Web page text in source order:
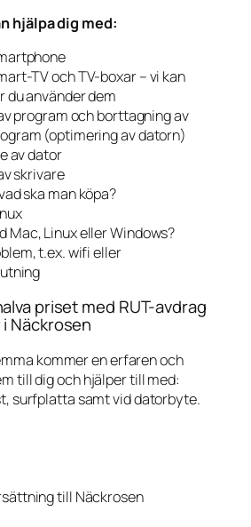
hjälpa dig med:
TV och TV-boxar – vi kan
du använder dem
program och borttagning av
(optimering av datorn)
av dator
skrivare
ska man köpa?
Mac, Linux eller Windows?
t.ex. wifi eller
priset med RUT-avdrag
Näckrosen
kommer en erfaren och
till dig och hjälper till med:
surfplatta samt vid datorbyte.
till Näckrosen